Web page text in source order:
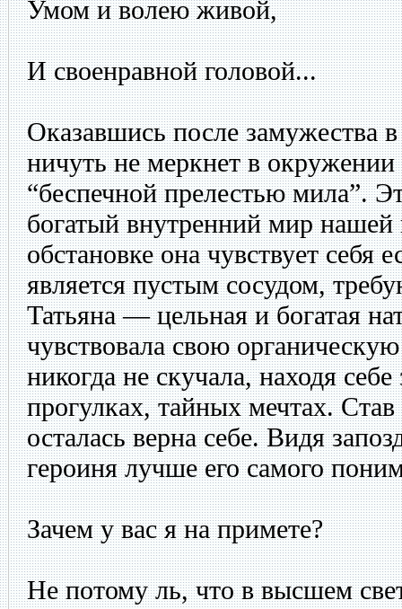
Умом и волею живой,
И своенравной головой...
Оказавшись после замужества
ничуть не меркнет в
“беспечной прелестью мила”.
богатый внутренний мир
обстановке она чувствует себя
является пустым сосудом,
Татьяна — цельная и богатая
чувствовала свою
никогда не скучала, находя
прогулках, тайных мечтах.
осталась верна себе. Видя
героиня лучше его самого
Зачем у вас я на примете?
Не потому ль, что в высшем